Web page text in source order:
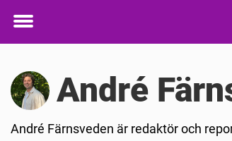
Toggle
André
André Färnsveden är redaktör och